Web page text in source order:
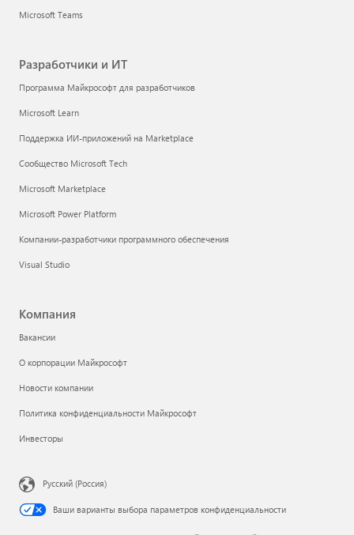
Microsoft Teams
Разработчики и ИТ
Программа Майкрософт для разработчиков
Microsoft Learn
Поддержка ИИ-приложений на Marketplace
Сообщество Microsoft Tech
Microsoft Marketplace
Microsoft Power Platform
Компании-разработчики программного обеспечения
Visual Studio
Компания
Вакансии
О корпорации Майкрософт
Новости компании
Политика конфиденциальности Майкрософт
Инвесторы
Русский (Россия)
Ваши варианты выбора параметров конфиденциальности